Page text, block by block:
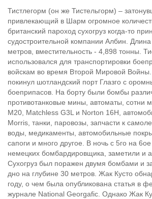
Тистлегорм (он же Тистельгорм) –
привлекающий в Шарм огромное
британский пароход сухогруз когда-то
судостроительной компании Албин.
метров, вместительность - 4,898 тонны.
использовался для транспортировки
войскам во время Второй Мировой
покинул шотландский порт Глазго с
боеприпасов. На борту были бомбы
противотанковые мины, автоматы, сотни
M20, Matchless G3L и Norton 16H,
Morris, танки, паровозы, запчасти к
воды, медикаменты, автомобильные
сапоги и много другое. В ночь с 5го на
немецких бомбардировщика, заметили и
Сухогруз был поражен двумя бомбами и
дно на глубине 30 метров. Жак Кусто
году, о чем была опубликована статья в
журнале National Georgafic. Однако Жак